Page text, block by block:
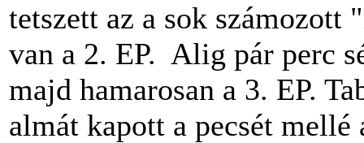
tetszett az a sok számozott
van a 2. EP. Alig pár perc
majd hamarosan a 3. EP.
almát kapott a pecsét